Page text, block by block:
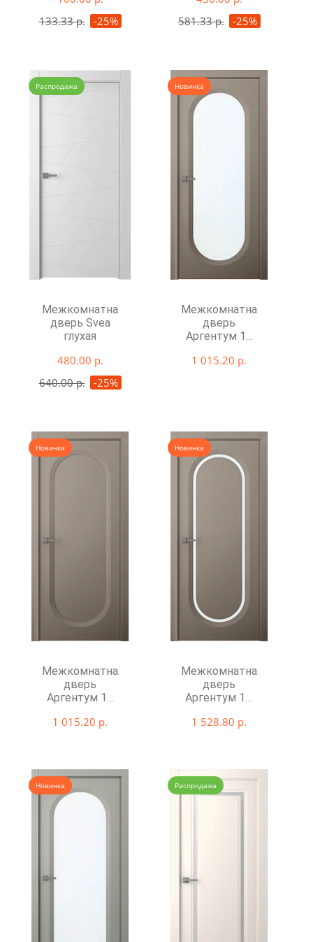
133.33 р.
-25%
581.33 р.
-25%
Распродажа
Межкомнатная
дверь Svea
глухая
480.00 р.
640.00 р.
-25%
Новинка
Межкомнатная
дверь
Аргентум 1B
1 015.20 р.
Новинка
Межкомнатная
дверь
Аргентум 1C
1 015.20 р.
Новинка
Межкомнатная
дверь
Аргентум 1D
1 528.80 р.
Новинка Распродажа